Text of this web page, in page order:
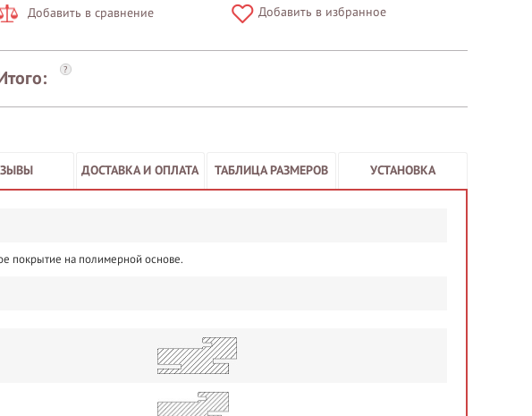
Добавить в сравнение Добавить в избранное
?
ДОСТАВКА И ОПЛАТА ТАБЛИЦА РАЗМЕРОВ УСТАНОВКА
покрытие на полимерной основе.